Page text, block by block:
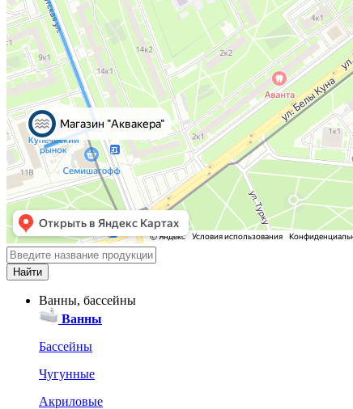
Ванны, бассейны
Ванны
Бассейны
Чугунные
Акриловые